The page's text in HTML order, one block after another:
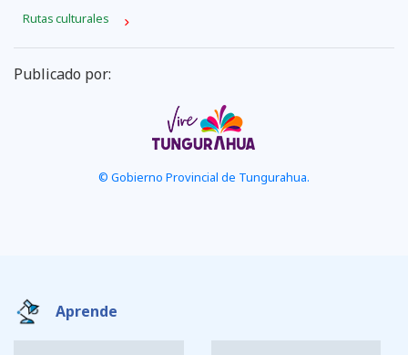
Rutas culturales
Publicado por:
© Gobierno Provincial de Tungurahua.
Aprende